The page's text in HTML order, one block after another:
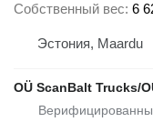
Собственный вес 6
Эстония, Maardu
OÜ ScanBalt Trucks/